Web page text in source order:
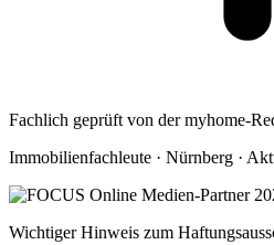
Fachlich geprüft von der myhome-
Immobilienfachleute · Nürnberg ·
Wichtiger Hinweis zum